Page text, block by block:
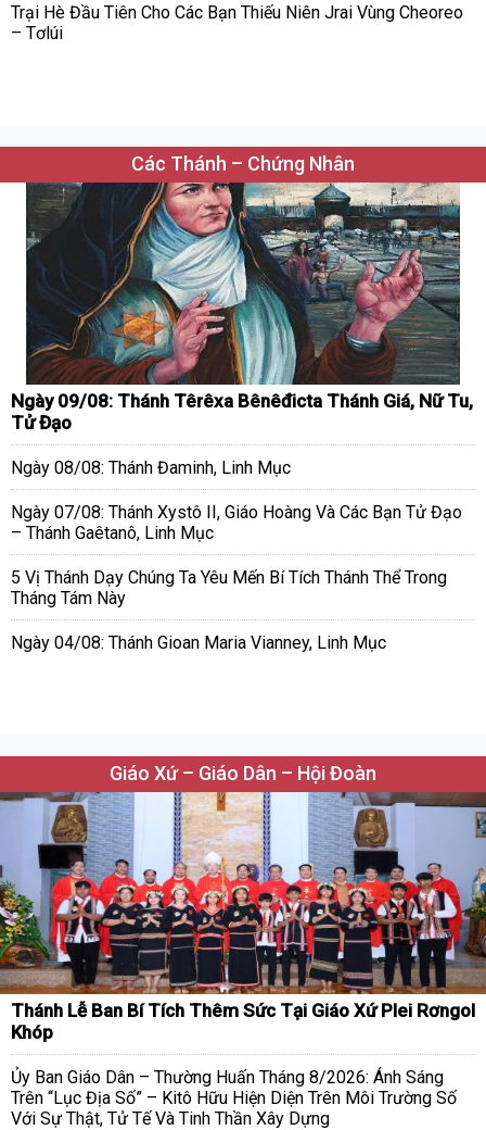
Trại Hè Đầu Tiên Cho Các Bạn Thiếu Niên Jrai Vùng Cheoreo
– Tơlúi
Các Thánh – Chứng Nhân
Ngày 09/08: Thánh Têrêxa Bênêđicta Thánh Giá, Nữ Tu,
Tử Đạo
Ngày 08/08: Thánh Đaminh, Linh Mục
Ngày 07/08: Thánh Xystô II, Giáo Hoàng Và Các Bạn Tử Đạo
– Thánh Gaêtanô, Linh Mục
5 Vị Thánh Dạy Chúng Ta Yêu Mến Bí Tích Thánh Thể Trong
Tháng Tám Này
Ngày 04/08: Thánh Gioan Maria Vianney, Linh Mục
Giáo Xứ – Giáo Dân – Hội Đoàn
Thánh Lễ Ban Bí Tích Thêm Sức Tại Giáo Xứ Plei Rơngol
Khóp
Ủy Ban Giáo Dân – Thường Huấn Tháng 8/2026: Ánh Sáng
Trên “Lục Địa Số” – Kitô Hữu Hiện Diện Trên Môi Trường Số
Với Sự Thật, Tử Tế Và Tinh Thần Xây Dựng